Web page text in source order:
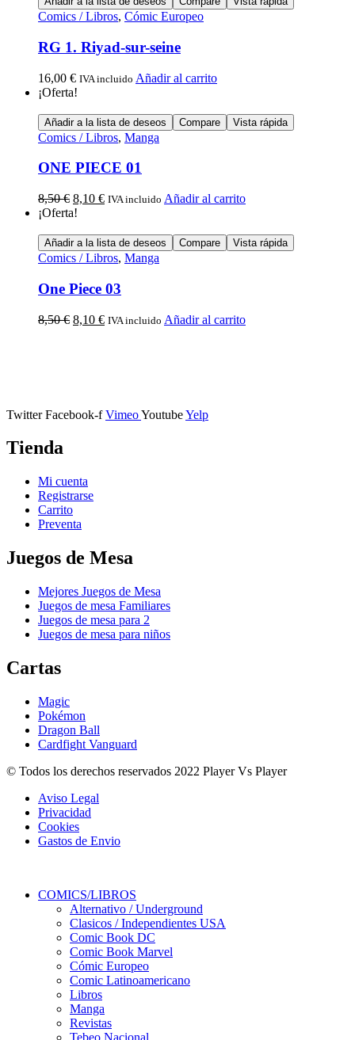
Comics / Libros, Cómic Europeo
RG 1. Riyad-sur-seine
16,00 € IVA incluido Añadir al carrito
¡Oferta!
Añadir a la lista de deseos Compare Vista rápida
Comics / Libros, Manga
ONE PIECE 01
8,50€ 8,10 € IVA incluido Añadir al carrito
¡Oferta!
Añadir a la lista de deseos Compare Vista rápida
Comics / Libros, Manga
One Piece 03
8,50€ 8,10 € IVA incluido Añadir al carrito
Twitter Facebook-f VimeoYoutubeYelp
Tienda
Mi cuenta
Registrarse
Carrito
Preventa
Juegos de Mesa
Mejores Juegos de Mesa
Juegos de mesa Familiares
Juegos de mesa para 2
Juegos de mesa para niños
Cartas
Magic
Pokémon
Dragon Ball
Cardfight Vanguard
© Todos los derechos reservados 2022 Player Vs Player
Aviso Legal
Privacidad
Cookies
Gastos de Envio
COMICS/LIBROS
Alternativo / Underground
Clasicos / Independientes USA
Comic Book DC
Comic Book Marvel
Cómic Europeo
Comic Latinoamericano
Libros
Manga
Revistas
Tebeo Nacional